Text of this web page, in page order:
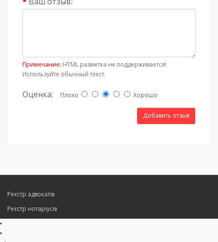
Примечание: HTML разметка не поддерживается!
Используйте обычный текст.
Оценка: Плохо Хорошо
Добавить отзыв
Реєстр адвокатів
Реєстр нотаріусів